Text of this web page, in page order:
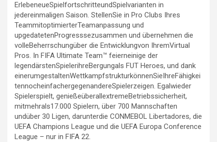
ErlebeneueSpielfortschritteundSpielvarianten in
jedereinmaligen Saison. StellenSie in Pro Clubs Ihres
TeammitoptimierterTeamanpassung und
upgedatetenProgresssezusammen und übernehmen die
volleBeherrschungüber die Entwicklungvon IhremVirtual
Pros. In FIFA Ultimate Team™ feierneinige der
legendärstenSpielerihreBergungals FUT Heroes, und dank
einerumgestaltenWettkampfstrukturkönnenSieIhreFähigkei
tennocheinfachergegenandereSpielerzeigen. Egalwieder
Spielerspielt, genießeüberallextremeBetriebssicherheit,
mitmehrals17.000 Spielern, über 700 Mannschaften
undüber 30 Ligen, darunterdie CONMEBOL Libertadores, die
UEFA Champions League und die UEFA Europa Conference
League – nur in FIFA 22.